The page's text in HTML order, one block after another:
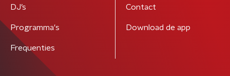
DJ’s
Programma's
Frequenties
Contact
Download de app